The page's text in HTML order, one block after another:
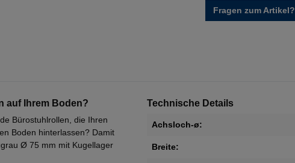
Fragen zum Artikel?
auf Ihrem Boden?
Bürostuhlrollen, die Ihren
Boden hinterlassen? Damit
Ø 75 mm mit Kugellager
Technische Details
Achsloch-ø:
Breite: